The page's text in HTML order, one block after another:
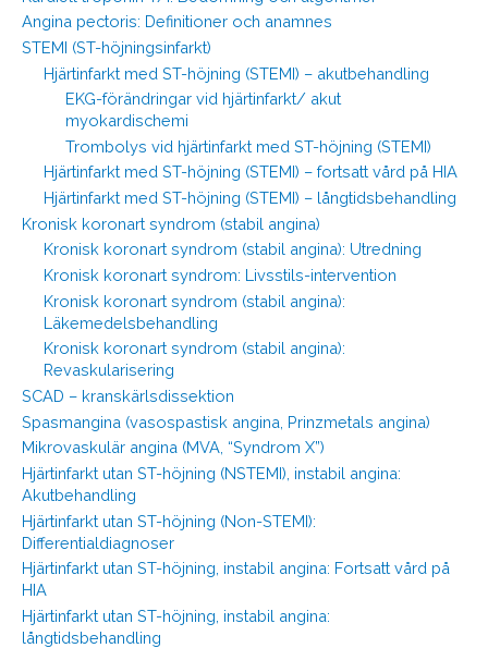
Angina pectoris: Definitioner och anamnes
STEMI (ST-höjningsinfarkt)
Hjärtinfarkt med ST-höjning (STEMI) – akutbehandling
EKG-förändringar vid hjärtinfarkt/ akut
myokardischemi
Trombolys vid hjärtinfarkt med ST-höjning (STEMI)
Hjärtinfarkt med ST-höjning (STEMI) – fortsatt vård på HIA
Hjärtinfarkt med ST-höjning (STEMI) – långtidsbehandling
Kronisk koronart syndrom (stabil angina)
Kronisk koronart syndrom (stabil angina): Utredning
Kronisk koronart syndrom: Livsstils-intervention
Kronisk koronart syndrom (stabil angina):
Läkemedelsbehandling
Kronisk koronart syndrom (stabil angina):
Revaskularisering
SCAD – kranskärlsdissektion
Spasmangina (vasospastisk angina, Prinzmetals angina)
Mikrovaskulär angina (MVA, “Syndrom X”)
Hjärtinfarkt utan ST-höjning (NSTEMI), instabil angina:
Akutbehandling
Hjärtinfarkt utan ST-höjning (Non-STEMI):
Differentialdiagnoser
Hjärtinfarkt utan ST-höjning, instabil angina: Fortsatt vård på
HIA
Hjärtinfarkt utan ST-höjning, instabil angina:
långtidsbehandling